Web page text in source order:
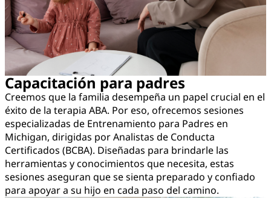
Capacitación para padres
Creemos que la familia desempeña un papel crucial en el
éxito de la terapia ABA. Por eso, ofrecemos sesiones
especializadas de Entrenamiento para Padres en
Michigan, dirigidas por Analistas de Conducta
Certificados (BCBA). Diseñadas para brindarle las
herramientas y conocimientos que necesita, estas
sesiones aseguran que se sienta preparado y confiado
para apoyar a su hijo en cada paso del camino.